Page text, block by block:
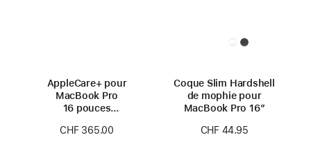
AppleCare+ pour
MacBook Pro
16 pouces
CHF 365.00
Coque Slim Hardshell
de mophie pour
MacBook Pro 16″
CHF 44.95